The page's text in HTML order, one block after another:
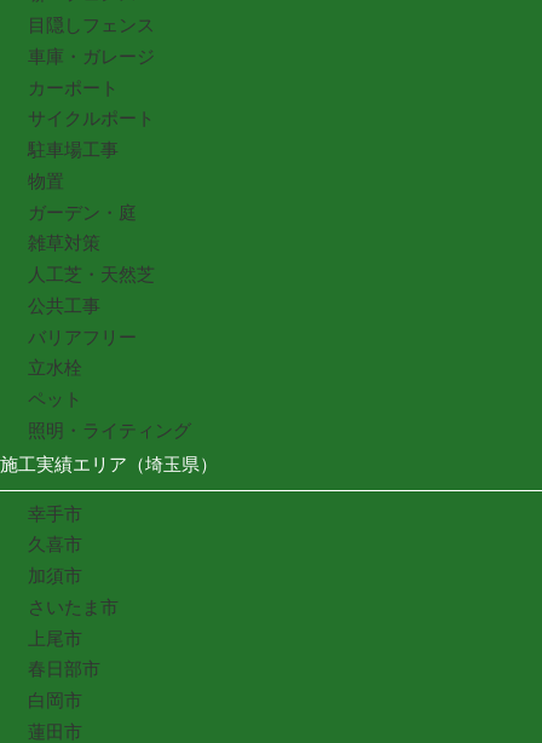
目隠しフェンス
車庫・ガレージ
カーポート
サイクルポート
駐車場工事
物置
ガーデン・庭
雑草対策
人工芝・天然芝
公共工事
バリアフリー
立水栓
ペット
照明・ライティング
施工実績エリア（埼玉県）
幸手市
久喜市
加須市
さいたま市
上尾市
春日部市
白岡市
蓮田市